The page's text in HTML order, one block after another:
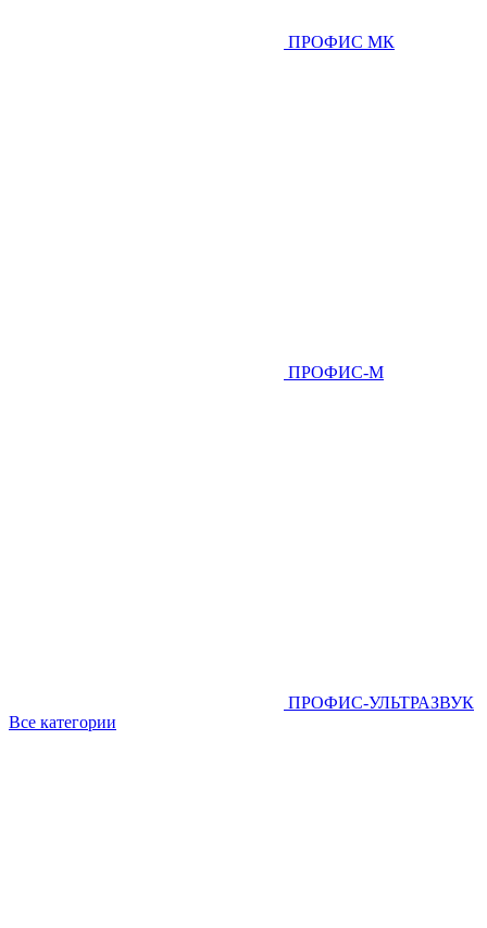
ПРОФИС МК
ПРОФИС-М
ПРОФИС-УЛЬТРАЗВУК
Все категории